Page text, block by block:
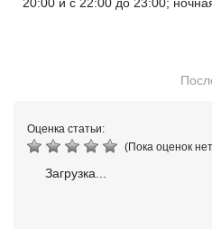
Оценка статьи:
(Пока оценок
Загрузка...